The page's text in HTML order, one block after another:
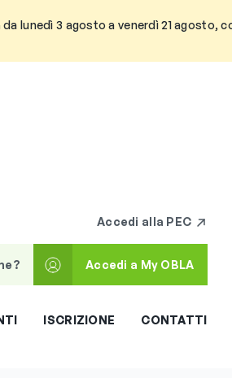
lunedì 3 agosto a venerdì 21 agosto,
Accedi alla PEC
Accedi a My OBLA
ISCRIZIONE CONTATTI